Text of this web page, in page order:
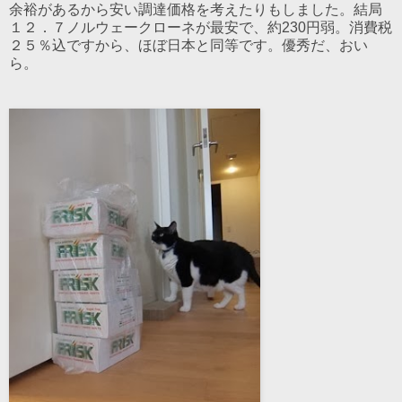
余裕があるから安い調達価格を考えたりもしました。結局
１２．７ノルウェークローネが最安で、約230円弱。消費税
２５％込ですから、ほぼ日本と同等です。優秀だ、おい
ら。